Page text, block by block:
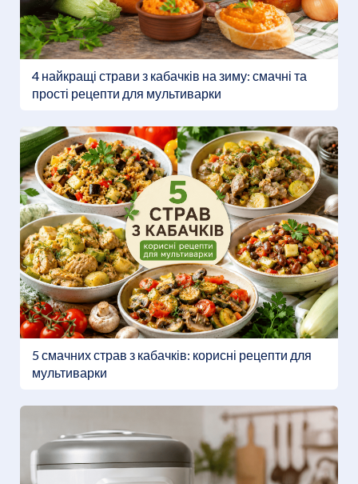
4 найкращі страви з кабачків на зиму: смачні та
прості рецепти для мультиварки
5 смачних страв з кабачків: корисні рецепти для
мультиварки